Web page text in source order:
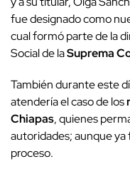
fue designado como
cual formó parte de la
Social de laSuprema
También durante este
atendería el caso de los
Chiapas, quienes
autoridades; aunque
proceso.